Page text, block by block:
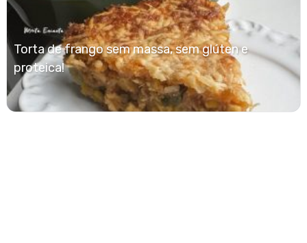
Torta de frango sem massa, sem glúten e
proteica!